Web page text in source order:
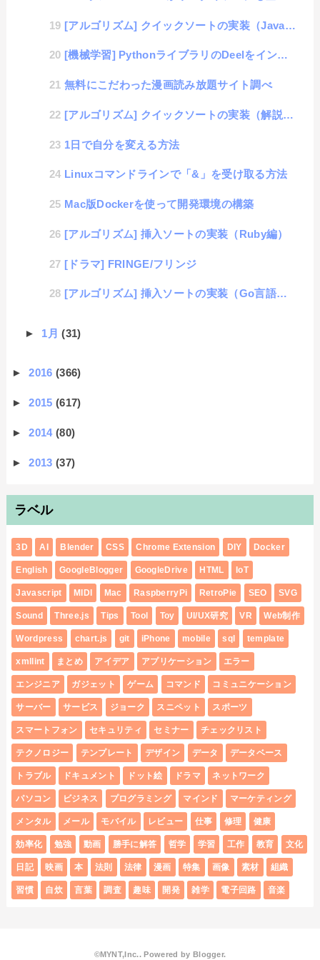
[アルゴリズム] クイックソートの実装（Javascript編）
[機械学習] PythonライブラリのDeelをインストールして写真判定
無料にこだわった漫画読み放題サイト調べ
[アルゴリズム] クイックソートの実装（解説編）
1日で自分を変える方法
Linuxコマンドラインで「&」を受け取る方法
Mac版Dockerを使って開発環境の構築
[アルゴリズム] 挿入ソートの実装（Ruby編）
[ドラマ] FRINGE/フリンジ
[アルゴリズム] 挿入ソートの実装（Go言語編）
► 1月(31)
►2016(366)
►2015(617)
►2014(80)
►2013(37)
ラベル
3D AI Blender CSS Chrome Extension DIY Docker
English GoogleBlogger GoogleDrive HTML IoT
Javascript MIDI Mac RaspberryPi RetroPie SEO SVG
Sound Three.js Tips Tool Toy UI/UX研究 VR Web制作
Wordpress chart.js git iPhone mobile sql template
xmllint まとめ アイデア アプリケーション エラー
エンジニア ガジェット ゲーム コマンド コミュニケーション
サーバー サービス ジョーク スニペット スポーツ
スマートフォン セキュリティ セミナー チェックリスト
テクノロジー テンプレート デザイン データ データベース
トラブル ドキュメント ドット絵 ドラマ ネットワーク
パソコン ビジネス プログラミング マインド マーケティング
メンタル メール モバイル レビュー 仕事 修理 健康
効率化 勉強 動画 勝手に解答 哲学 学習 工作 教育 文化
日記 映画 本 法則 法律 漫画 特集 画像 素材 組織
習慣 自炊 言葉 調査 趣味 開発 雑学 電子回路 音楽
©MYNT,Inc.. Powered by Blogger.